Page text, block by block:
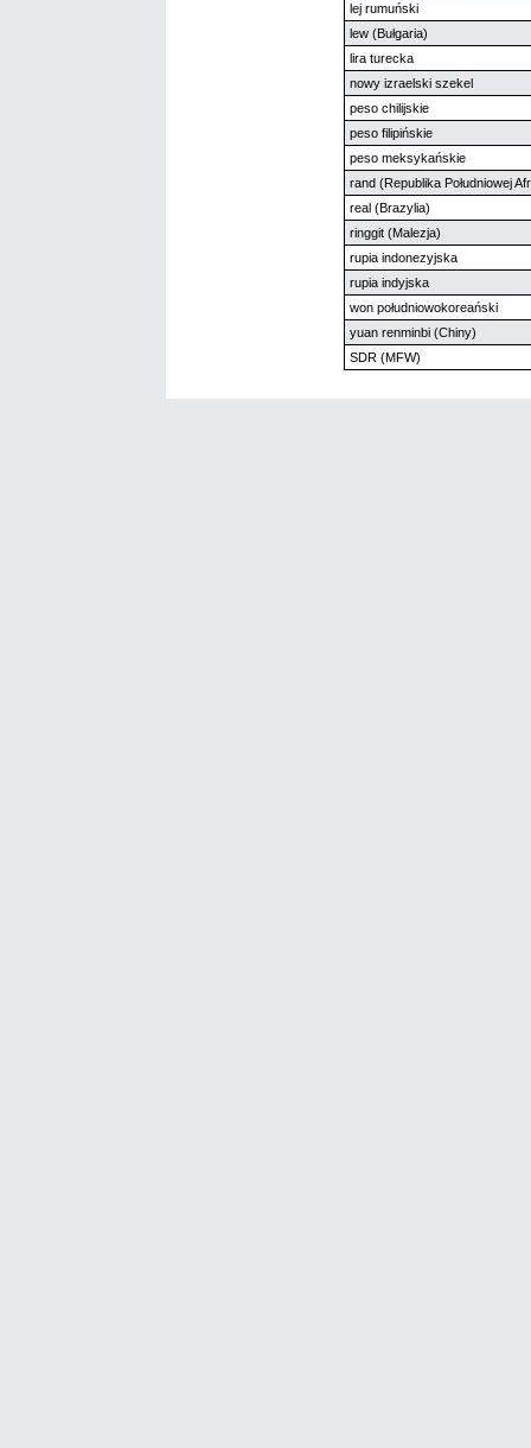
lej rumuński
lew (Bułgaria)
lira turecka
nowy izraelski szekel
peso chilijskie
peso filipińskie
peso meksykańskie
rand (Republika Południowej
real (Brazylia)
ringgit (Malezja)
rupia indonezyjska
rupia indyjska
won południowokoreański
yuan renminbi (Chiny)
SDR (MFW)